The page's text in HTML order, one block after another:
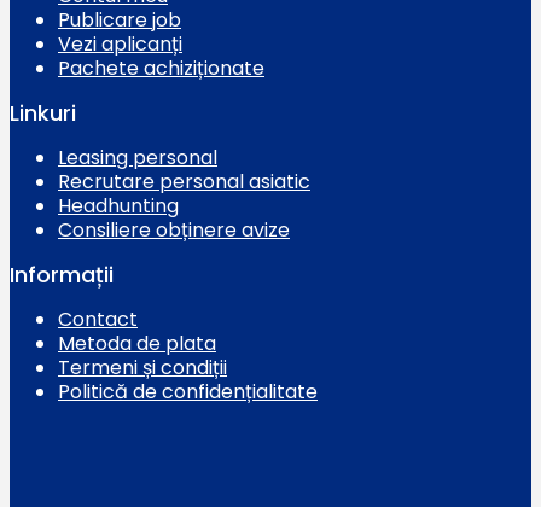
Publicare job
Vezi aplicanți
Pachete achiziționate
Linkuri
Leasing personal
Recrutare personal asiatic
Headhunting
Consiliere obținere avize
Informații
Contact
Metoda de plata
Termeni și condiții
Politică de confidențialitate